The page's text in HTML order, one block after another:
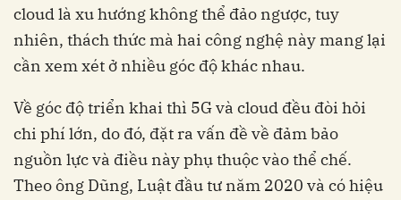
cloud là xu hướng không thể đảo ngược, tuy
nhiên, thách thức mà hai công nghệ này mang lại
cần xem xét ở nhiều góc độ khác nhau.
Về góc độ triển khai thì 5G và cloud đều đòi hỏi
chi phí lớn, do đó, đặt ra vấn đề về đảm bảo
nguồn lực và điều này phụ thuộc vào thể chế.
Theo ông Dũng, Luật đầu tư năm 2020 và có hiệu